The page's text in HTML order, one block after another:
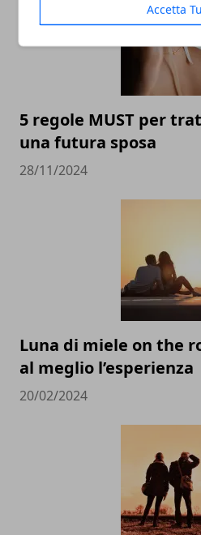
Accetta
5 regole MUST per
una futura sposa
28/11/2024
Luna di miele on the
al meglio l’esperienza
20/02/2024